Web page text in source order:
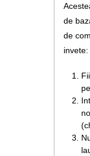
de
de
invete: